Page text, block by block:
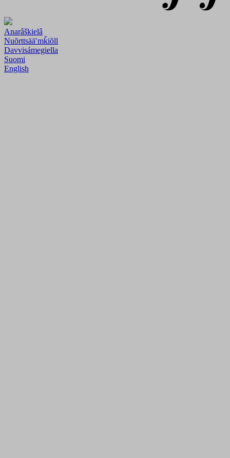
Anarâškielâ
Nuõrttsääʹmǩiõll
Davvisámegiella
Suomi
English